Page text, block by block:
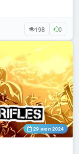
198 0
29 июл 2024